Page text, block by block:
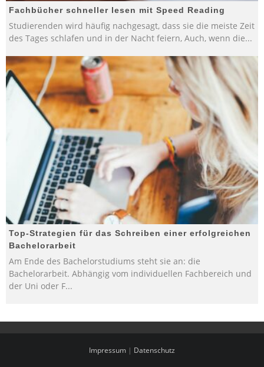
Fachbücher schneller lesen mit Speed Reading
Studierenden wird häufig nachgesagt, dass sie die meiste Zeit
des Tages schlafen und in der Nacht feiern, Auch, wenn die...
Top-Strategien für das Schreiben einer erfolgreichen
Bachelorarbeit
Am Ende des Bachelorstudiums steht sie an: die
Bachelorarbeit. Abhängig vom individuellen Fachbereich und
der Uni oder F...
Impressum | Datenschutz